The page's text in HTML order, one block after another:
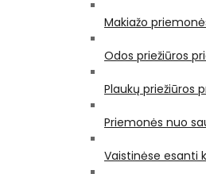
Makiažo
Odos priežiūros
Plaukų priežiūros
Priemonės nuo
Vaistinėse esanti